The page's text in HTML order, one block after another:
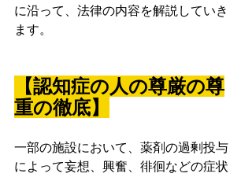
に沿って、法律の内容を解説していき
ます。
【認知症の人の尊厳の尊
重の徹底】
一部の施設において、薬剤の過剰投与
によって妄想、興奮、徘徊などの症状